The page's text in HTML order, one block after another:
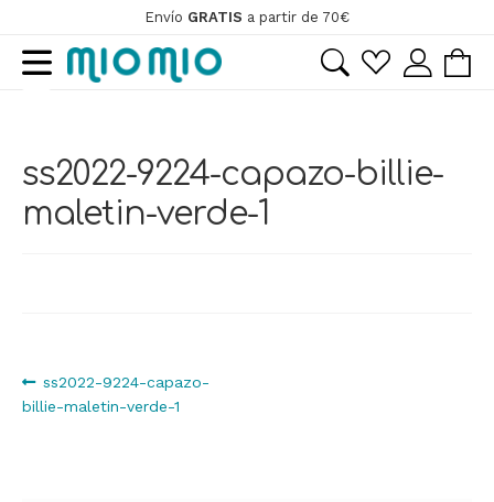
Envío GRATIS a partir de 70€
Ir
a
Ir
al
ss2022-9224-capazo-billie-
maletin-verde-1
Navegación
de
Anterior:
ss2022-9224-capazo-
billie-maletin-verde-1